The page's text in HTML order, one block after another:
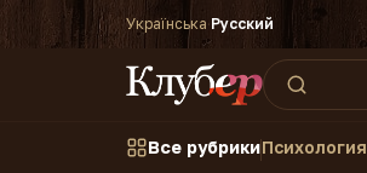
Українська·Русский
Все рубрикиПсихология